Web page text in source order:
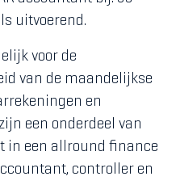
uitvoerend.
voor de
van de maandelijkse
en
een onderdeel van
in een allround finance
controller en